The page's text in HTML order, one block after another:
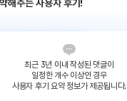
해주는 사용자 후기!
최근 3년 이내 작성된 댓글이
일정한 개수 이상인 경우
사용자 후기 요약 정보가 제공됩니다.